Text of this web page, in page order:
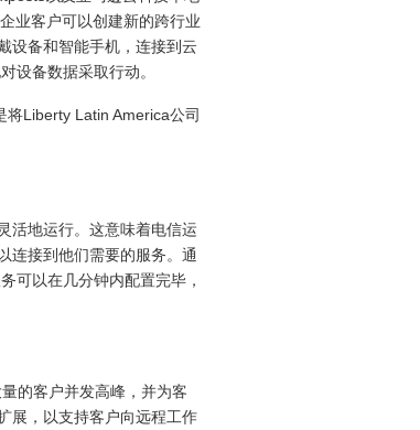
业客户可以创建新的跨行业
设备和智能手机，连接到云
设备数据采取行动。
Liberty Latin America公司
地运行。这意味着电信运
连接到他们需要的服务。通
可以在几分钟内配置完毕，
的客户并发高峰，并为客
展，以支持客户向远程工作